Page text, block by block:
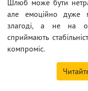
Шлюб може бути
але емоційно дуже
злагоді, а не на
сприймають
компроміс.